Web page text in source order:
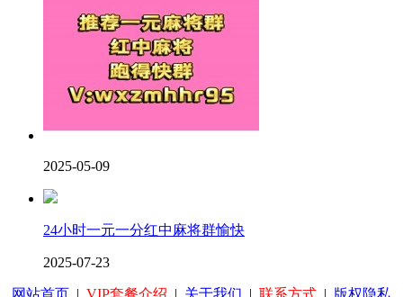
2025-05-09
24小时一元一分红中麻将群愉快
2025-07-23
网站首页 | VIP套餐介绍 | 关于我们 | 联系方式 | 版权隐私